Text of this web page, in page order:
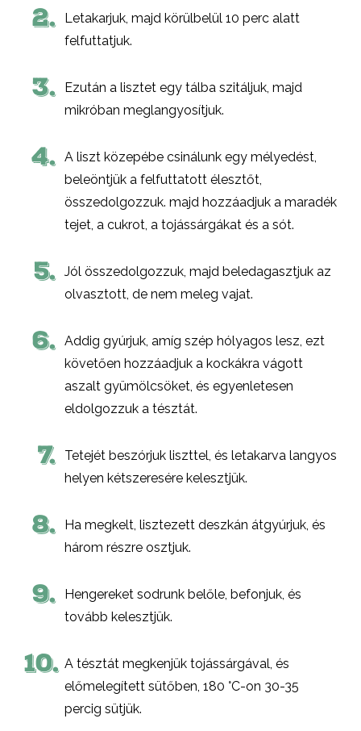
2.
Letakarjuk, majd körülbelül 10 perc alatt
felfuttatjuk.
3.
Ezután a lisztet egy tálba szitáljuk, majd
mikróban meglangyosítjuk.
4. A liszt közepébe csinálunk egy mélyedést,
beleöntjük a felfuttatott élesztőt,
összedolgozzuk. majd hozzáadjuk a maradék
tejet, a cukrot, a tojássárgákat és a sót.
5. Jól összedolgozzuk, majd beledagasztjuk az
olvasztott, de nem meleg vajat.
6. Addig gyúrjuk, amíg szép hólyagos lesz, ezt
követően hozzáadjuk a kockákra vágott
aszalt gyümölcsöket, és egyenletesen
eldolgozzuk a tésztát.
7. Tetejét beszórjuk liszttel, és letakarva langyos
helyen kétszeresére kelesztjük.
8.
Ha megkelt, lisztezett deszkán átgyúrjuk, és
három részre osztjuk.
9.
Hengereket sodrunk belőle, befonjuk, és
tovább kelesztjük.
10. A tésztát megkenjük tojássárgával, és
előmelegített sütőben, 180 °C-on 30-35
percig sütjük.